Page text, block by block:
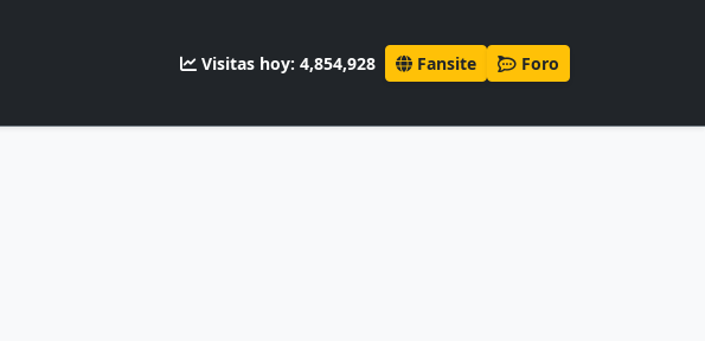
Visitas hoy: 4,854,928 Fansite Foro